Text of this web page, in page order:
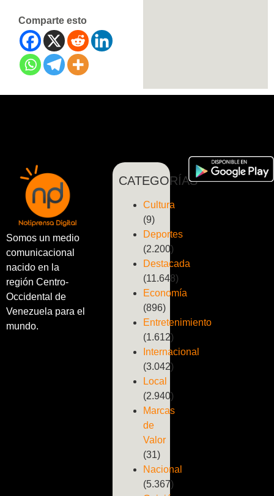
Comparte esto
Somos un medio
comunicacional
nacido en la
región Centro-
Occidental de
Venezuela para el
mundo.
CATEGORÍAS
Cultura
(9)
Deportes
(2.200)
Destacada
(11.648)
Economía
(896)
Entretenimiento
(1.612)
Internacional
(3.042)
Local
(2.940)
Marcas
de
Valor
(31)
Nacional
(5.367)